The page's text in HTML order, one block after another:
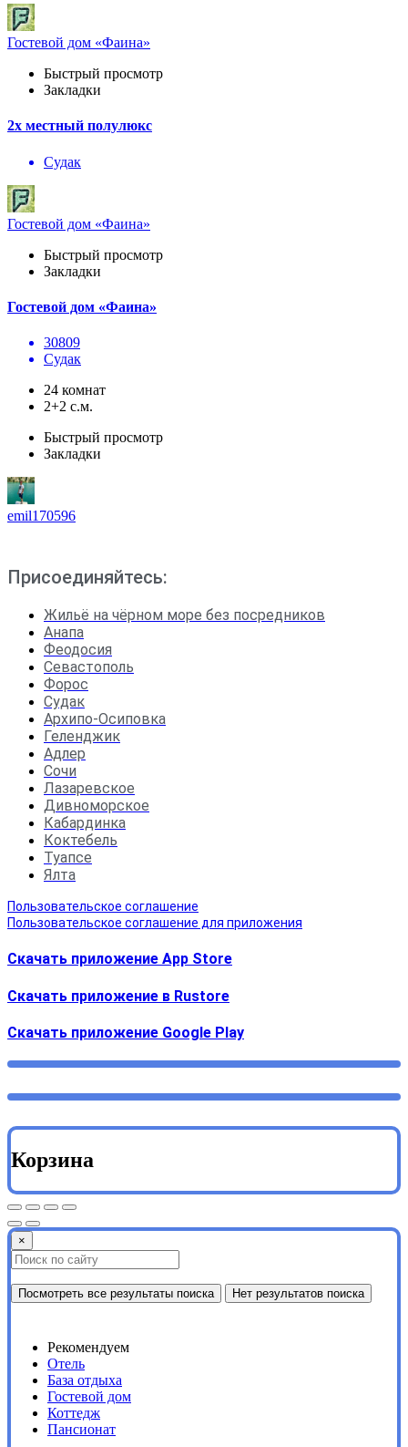
Гостевой дом «Фаина»
Быстрый просмотр
Закладки
2х местный полулюкс
Судак
Гостевой дом «Фаина»
Быстрый просмотр
Закладки
Гостевой дом «Фаина»
30809
Судак
24 комнат
2+2 с.м.
Быстрый просмотр
Закладки
emil170596
Присоединяйтесь:
Жильё на чёрном море без посредников
Анапа
Феодосия
Севастополь
Форос
Судак
Архипо-Осиповка
Геленджик
Адлер
Сочи
Лазаревское
Дивноморское
Кабардинка
Коктебель
Туапсе
Ялта
Пользовательское соглашение
Пользовательское соглашение для приложения
Скачать приложение App Store
Скачать приложение в Rustore
Cкачать приложение Google Play
Корзина
×
Посмотреть все результаты поиска Нет результатов поиска
Рекомендуем
Отель
База отдыха
Гостевой дом
Коттедж
Пансионат